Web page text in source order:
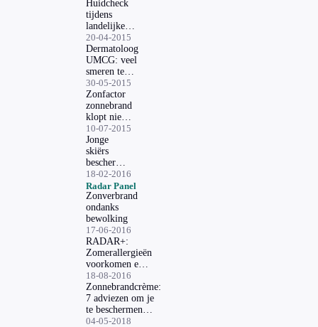
Huidcheck
tijdens
landelijke
Huidkankerdag
20-04-2015
Dermatoloog
UMCG: veel
smeren tegen
huidkanker
30-05-2015
Zonfactor
zonnebrand
klopt niet
altijd
10-07-2015
Jonge
skiërs
beschermen
zich slecht
tegen zon
op piste
18-02-2016
Radar Panel
Zonverbrand
ondanks
bewolking
17-06-2016
RADAR+:
Zomerallergieën
voorkomen en
genezen
18-08-2016
Zonnebrandcrème:
7 adviezen om je
te beschermen
tegen de zon
04-05-2018